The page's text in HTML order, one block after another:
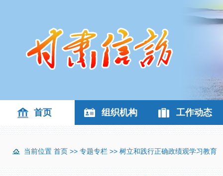
首页 组织机构 工作动态
当前位置 首页 >> 专题专栏 >> 树立和践行正确政绩观学习教育